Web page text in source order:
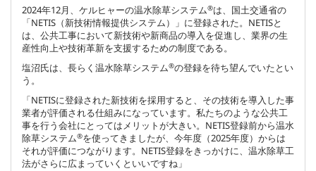
2024年12月、ケルヒャーの温水除草システム®は、国土交通省の
「NETIS（新技術情報提供システム）」に登録された。NETISと
は、公共工事において新技術や新商品の導入を促進し、業界の生
産性向上や技術革新を支援するための制度である。
塩沼氏は、長らく温水除草システム®の登録を待ち望んでいたとい
う。
「NETISに登録された新技術を採用すると、その技術を導入した事
業者が評価される仕組みになっています。私たちのような公共工
事を行う会社にとってはメリットが大きい。NETIS登録前から温水
除草システム®を使ってきましたが、今年度（2025年度）からは
それが評価につながります。NETIS登録をきっかけに、温水除草工
法がさらに広まっていくといいですね」